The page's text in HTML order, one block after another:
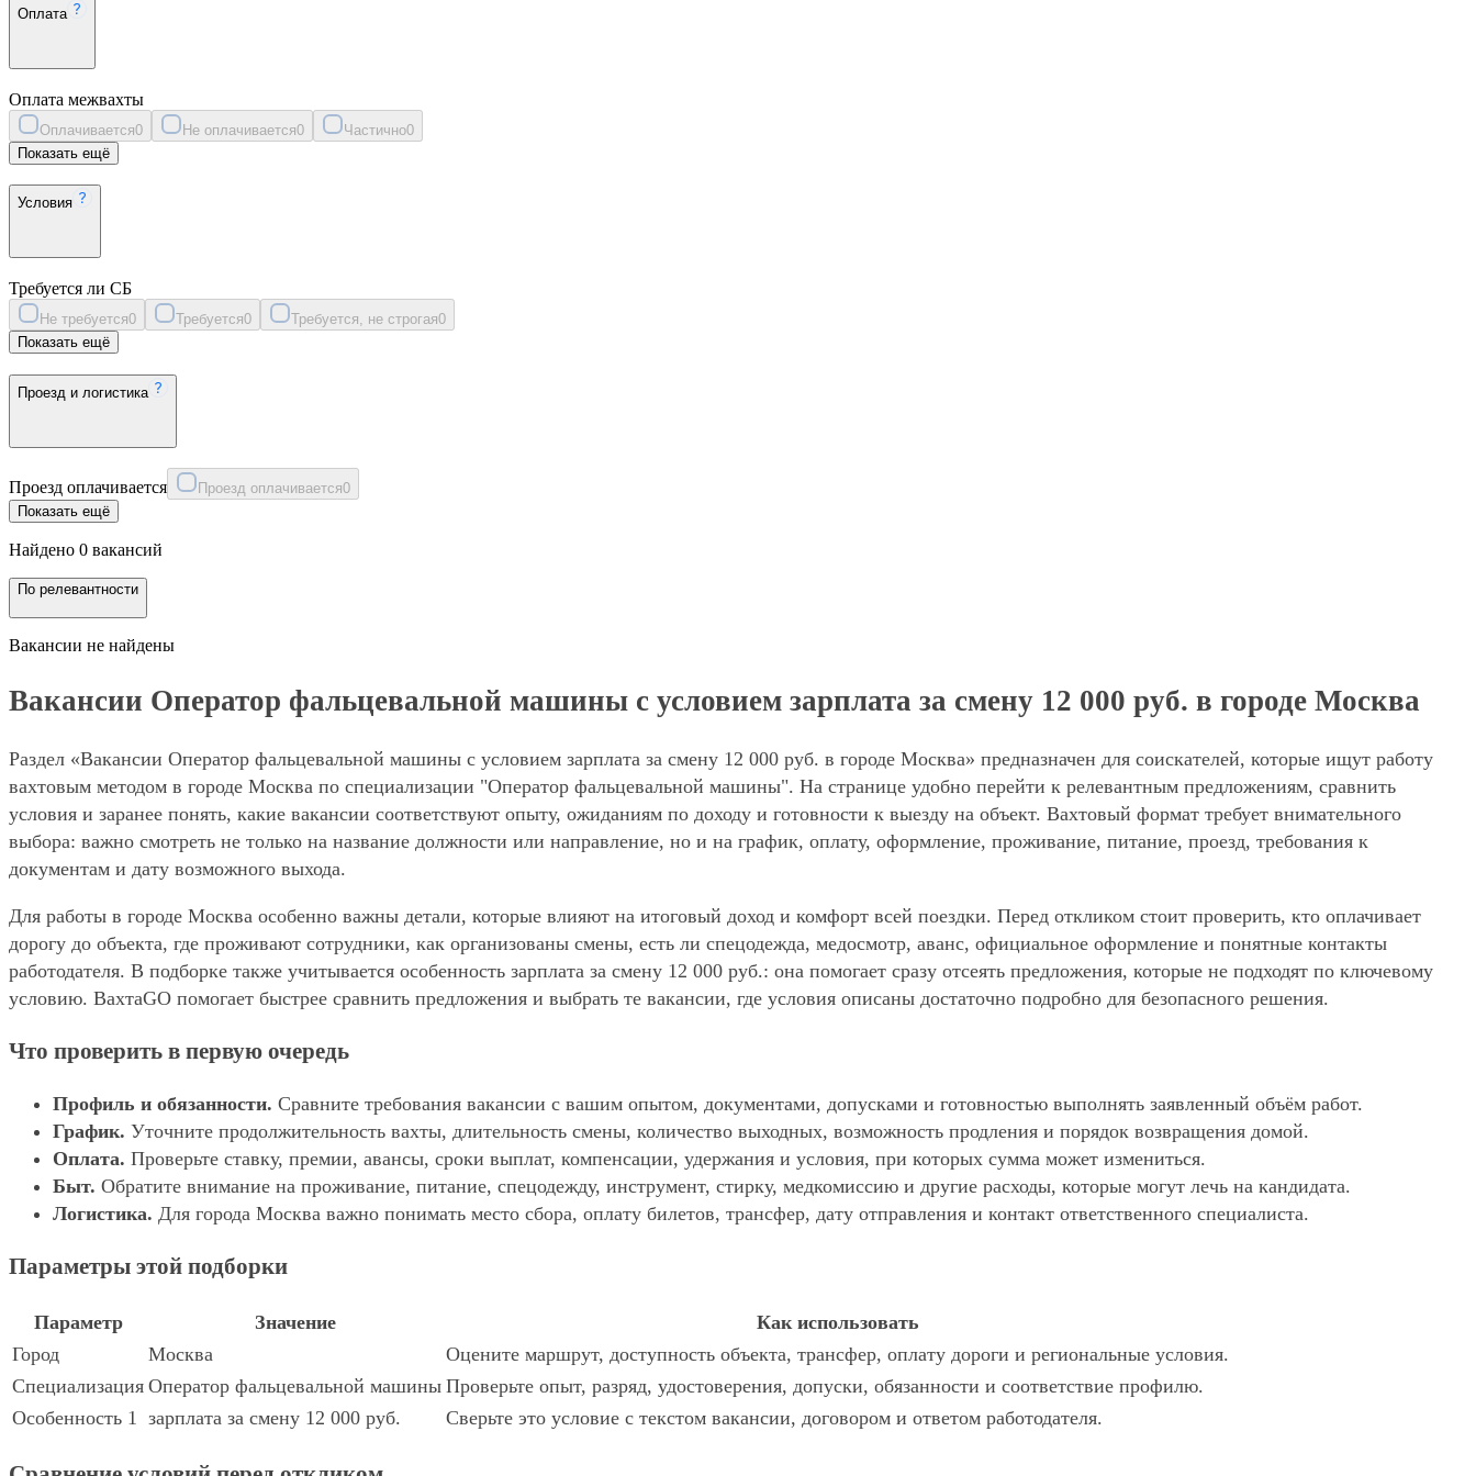
Оплата
Оплата межвахты
Оплачивается0 Не оплачивается0 Частично0
Показать ещё
Условия
Требуется ли СБ
Не требуется0 Требуется0 Требуется, не строгая0
Показать ещё
Проезд и логистика
Проезд оплачивается Проезд оплачивается0
Показать ещё
Найдено 0 вакансий
По релевантности
Вакансии не найдены
Вакансии Оператор фальцевальной машины с условием зарплата за смену 12 000 руб. в городе Москва
Раздел «Вакансии Оператор фальцевальной машины с условием зарплата за смену 12 000 руб. в городе Москва» предназначен для соискателей, которые ищут работу
вахтовым методом в городе Москва по специализации "Оператор фальцевальной машины". На странице удобно перейти к релевантным предложениям, сравнить
условия и заранее понять, какие вакансии соответствуют опыту, ожиданиям по доходу и готовности к выезду на объект. Вахтовый формат требует внимательного
выбора: важно смотреть не только на название должности или направление, но и на график, оплату, оформление, проживание, питание, проезд, требования к
документам и дату возможного выхода.
Для работы в городе Москва особенно важны детали, которые влияют на итоговый доход и комфорт всей поездки. Перед откликом стоит проверить, кто оплачивает
дорогу до объекта, где проживают сотрудники, как организованы смены, есть ли спецодежда, медосмотр, аванс, официальное оформление и понятные контакты
работодателя. В подборке также учитывается особенность зарплата за смену 12 000 руб.: она помогает сразу отсеять предложения, которые не подходят по ключевому
условию. ВахтаGO помогает быстрее сравнить предложения и выбрать те вакансии, где условия описаны достаточно подробно для безопасного решения.
Что проверить в первую очередь
Профиль и обязанности. Сравните требования вакансии с вашим опытом, документами, допусками и готовностью выполнять заявленный объём работ.
График. Уточните продолжительность вахты, длительность смены, количество выходных, возможность продления и порядок возвращения домой.
Оплата. Проверьте ставку, премии, авансы, сроки выплат, компенсации, удержания и условия, при которых сумма может измениться.
Быт. Обратите внимание на проживание, питание, спецодежду, инструмент, стирку, медкомиссию и другие расходы, которые могут лечь на кандидата.
Логистика. Для города Москва важно понимать место сбора, оплату билетов, трансфер, дату отправления и контакт ответственного специалиста.
Параметры этой подборки
Параметр Значение
Как использовать
Город
Москва
Оцените маршрут, доступность объекта, трансфер, оплату дороги и региональные условия.
Специализация Оператор фальцевальной машины Проверьте опыт, разряд, удостоверения, допуски, обязанности и соответствие профилю.
Особенность 1 зарплата за смену 12 000 руб. Сверьте это условие с текстом вакансии, договором и ответом работодателя.